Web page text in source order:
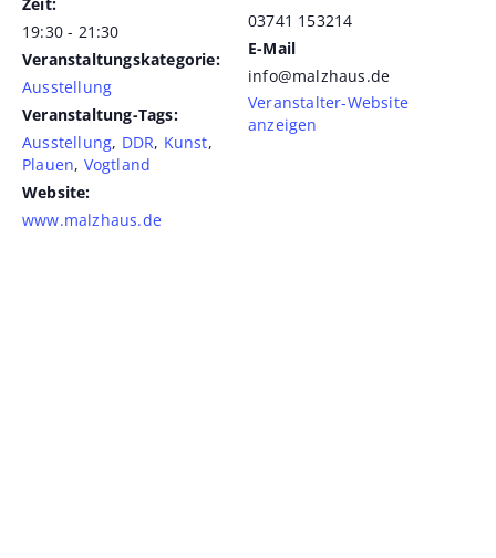
19:30 - 21:30
Veranstaltungskategorie:
Ausstellung
Veranstaltung-Tags:
Ausstellung, DDR, Kunst,
Plauen, Vogtland
Website:
www.malzhaus.de
03741 153214
E-Mail
info@malzhaus.de
Veranstalter-Website
anzeigen